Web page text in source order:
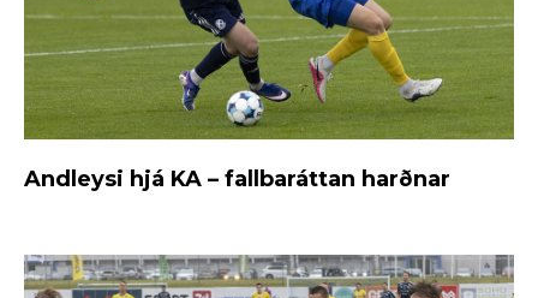
Andleysi hjá KA – fallbaráttan harðnar